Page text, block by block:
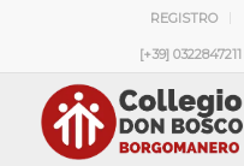
REGISTRO
[+39]